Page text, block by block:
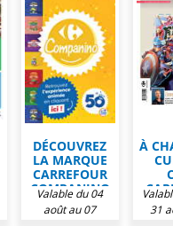
DÉCOUVREZ
LA MARQUE
CARREFOUR
COMPANINO
CHEZ
CARREFOUR
Valable du 04
août au 07
À
31